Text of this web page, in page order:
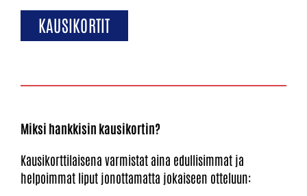
KAUSIKORTIT
Miksi hankkisin kausikortin?
Kausikorttilaisena varmistat aina edullisimmat ja
helpoimmat liput jonottamatta jokaiseen otteluun: